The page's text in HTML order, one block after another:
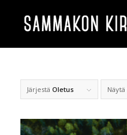
Järjestä Oletus Näytä